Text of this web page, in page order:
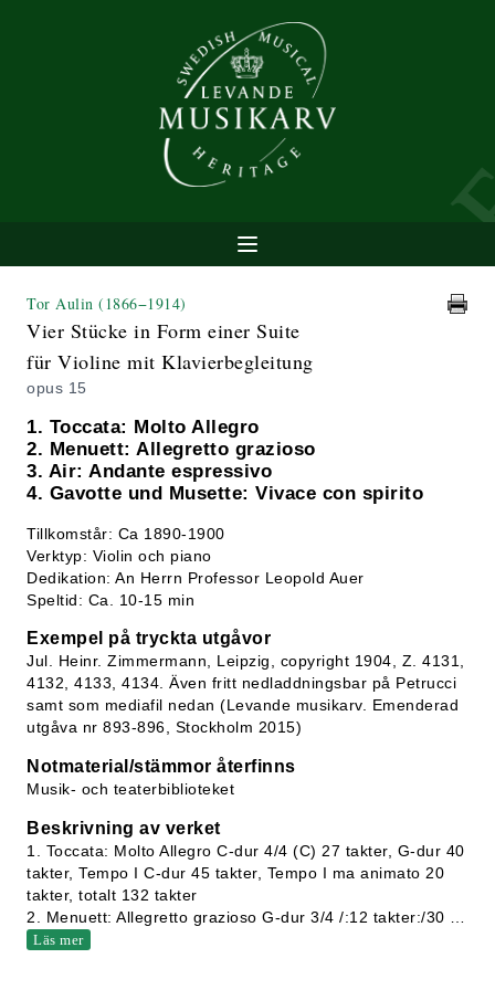
Tor Aulin (1866−1914)
Vier Stücke in Form einer Suite
für Violine mit Klavierbegleitung
opus 15
1. Toccata: Molto Allegro
2. Menuett: Allegretto grazioso
3. Air: Andante espressivo
4. Gavotte und Musette: Vivace con spirito
Tillkomstår: Ca 1890-1900
Verktyp: Violin och piano
Dedikation: An Herrn Professor Leopold Auer
Speltid: Ca. 10-15 min
Exempel på tryckta utgåvor
Jul. Heinr. Zimmermann, Leipzig, copyright 1904, Z. 4131,
4132, 4133, 4134. Även fritt nedladdningsbar på Petrucci
samt som mediafil nedan (Levande musikarv. Emenderad
utgåva nr 893-896, Stockholm 2015)
Notmaterial/stämmor återfinns
Musik- och teaterbiblioteket
Beskrivning av verket
1. Toccata: Molto Allegro C-dur 4/4 (C) 27 takter, G-dur 40
takter, Tempo I C-dur 45 takter, Tempo I ma animato 20
takter, totalt 132 takter
2. Menuett: Allegretto grazioso G-dur 3/4 /:12 takter:/30
Läs mer